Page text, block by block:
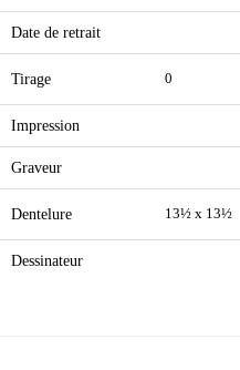
Date de retrait
Tirage 0
Impression
Graveur
Dentelure 13½ x 13½
Dessinateur